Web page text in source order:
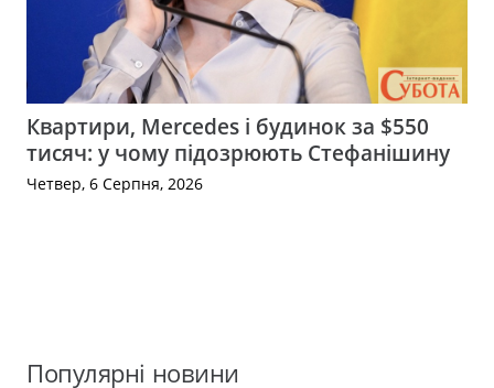
Квартири, Mercedes і будинок за $550
тисяч: у чому підозрюють Стефанішину
Четвер, 6 Серпня, 2026
Популярні новини